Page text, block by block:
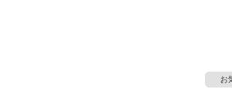
お